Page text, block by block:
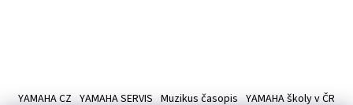
YAMAHA CZ YAMAHA SERVIS Muzikus časopis YAMAHA školy v ČR